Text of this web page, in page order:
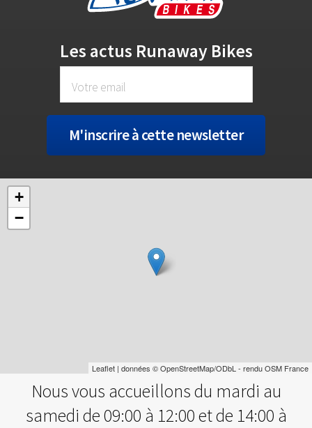
Les actus Runaway Bikes
+
−
Leaflet | données ©OpenStreetMap/ODbL - renduOSM France
Nous vous accueillons du mardi au
samedi de 09:00 à 12:00 et de 14:00 à